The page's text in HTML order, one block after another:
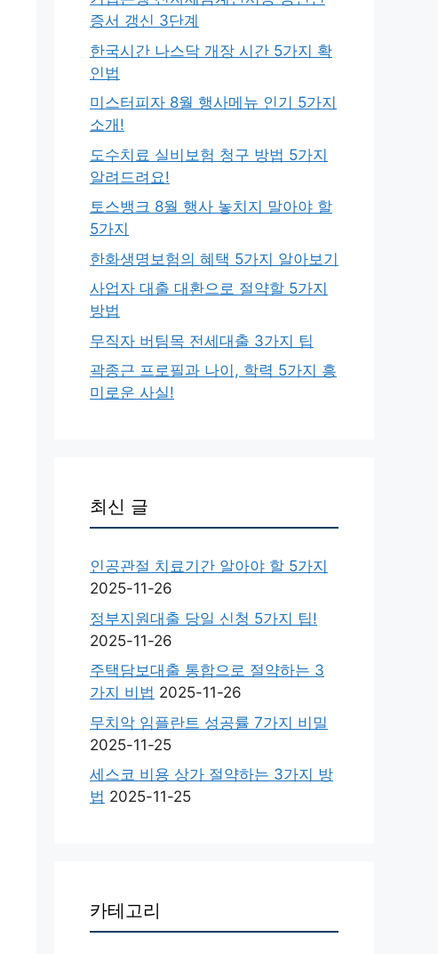
증서 갱신 3단계
한국시간 나스닥 개장 시간 5가지 확
인법
미스터피자 8월 행사메뉴 인기 5가지
소개!
도수치료 실비보험 청구 방법 5가지
알려드려요!
토스뱅크 8월 행사 놓치지 말아야 할
5가지
한화생명보험의 혜택 5가지 알아보기
사업자 대출 대환으로 절약할 5가지
방법
무직자 버팀목 전세대출 3가지 팁
곽종근 프로필과 나이, 학력 5가지 흥
미로운 사실!
최신 글
인공관절 치료기간 알아야 할 5가지
2025-11-26
정부지원대출 당일 신청 5가지 팁!
2025-11-26
주택담보대출 통합으로 절약하는 3
가지 비법 2025-11-26
무치악 임플란트 성공률 7가지 비밀
2025-11-25
세스코 비용 상가 절약하는 3가지 방
법 2025-11-25
카테고리